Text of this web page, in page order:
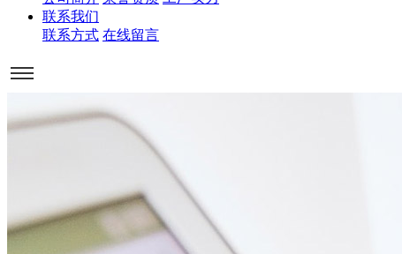
联系我们
联系方式 在线留言